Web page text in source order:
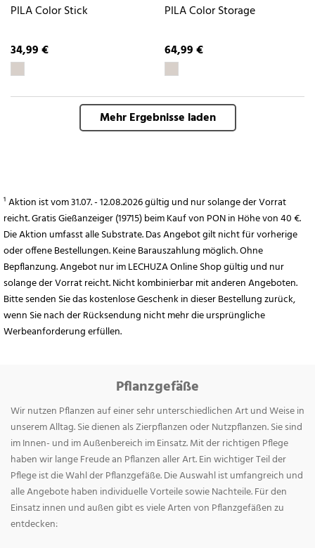
PILA Color Stick
34,99 €
PILA Color Storage
64,99 €
Mehr Ergebnisse laden
¹ Aktion ist vom 31.07. - 12.08.2026 gültig und nur solange der Vorrat
reicht. Gratis Gießanzeiger (19715) beim Kauf von PON in Höhe von 40 €.
Die Aktion umfasst alle Substrate. Das Angebot gilt nicht für vorherige
oder offene Bestellungen. Keine Barauszahlung möglich. Ohne
Bepflanzung. Angebot nur im LECHUZA Online Shop gültig und nur
solange der Vorrat reicht. Nicht kombinierbar mit anderen Angeboten.
Bitte senden Sie das kostenlose Geschenk in dieser Bestellung zurück,
wenn Sie nach der Rücksendung nicht mehr die ursprüngliche
Werbeanforderung erfüllen.
Pflanzgefäße
Wir nutzen Pflanzen auf einer sehr unterschiedlichen Art und Weise in
unserem Alltag. Sie dienen als Zierpflanzen oder Nutzpflanzen. Sie sind
im Innen- und im Außenbereich im Einsatz. Mit der richtigen Pflege
haben wir lange Freude an Pflanzen aller Art. Ein wichtiger Teil der
Pflege ist die Wahl der Pflanzgefäße. Die Auswahl ist umfangreich und
alle Angebote haben individuelle Vorteile sowie Nachteile. Für den
Einsatz innen und außen gibt es viele Arten von Pflanzgefäßen zu
entdecken: